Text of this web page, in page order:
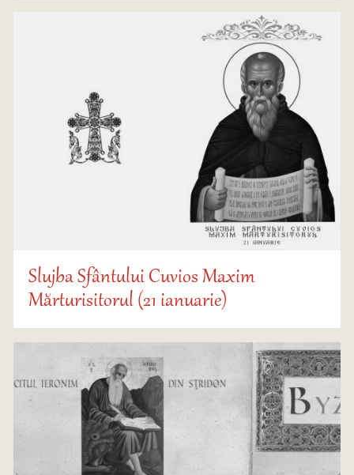
Slujba Sfântului Cuvios Maxim
Mărturisitorul (21 ianuarie)